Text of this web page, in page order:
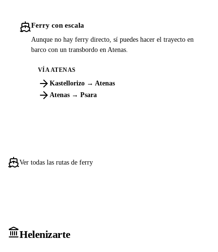
Ferry con escala
Aunque no hay ferry directo, sí puedes hacer el trayecto en
barco con un transbordo en Atenas.
VÍA ATENAS
Kastellorizo → Atenas
Atenas → Psara
Ver todas las rutas de ferry
Helenizarte